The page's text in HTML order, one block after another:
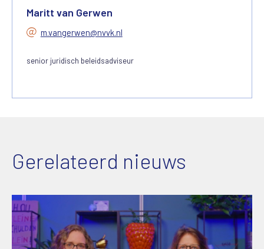
Maritt van Gerwen
m.vangerwen@nvvk.nl
senior juridisch beleidsadviseur
Gerelateerd nieuws